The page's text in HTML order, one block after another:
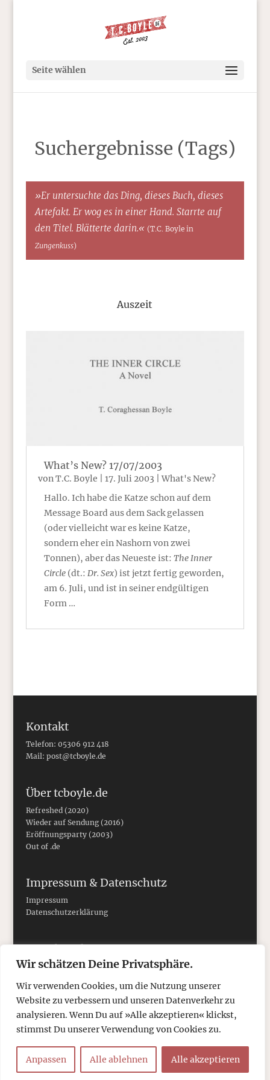
Wir schätzen Deine Privatsphäre.
Wir verwenden Cookies, um die Nutzung unserer
Website zu verbessern und unseren Datenverkehr zu
analysieren. Wenn Du auf »Alle akzeptieren« klickst,
stimmst Du unserer Verwendung von Cookies zu.
Anpassen Alle ablehnen Alle akzeptieren
Seite wählen
Suchergebnisse (Tags)
»Er untersuchte das Ding, dieses Buch, dieses
Artefakt. Er wog es in einer Hand. Starrte auf
den Titel. Blätterte darin.« (T.C. Boyle in
Zungenkuss)
Auszeit
What’s New? 17/07/2003
von T.C. Boyle 17. Juli 2003 |What's New?
Hallo. Ich habe die Katze schon auf dem
Message Board aus dem Sack gelassen
(oder vielleicht war es keine Katze,
sondern eher ein Nashorn von zwei
Tonnen), aber das Neueste ist: The Inner
Circle(dt.: Dr. Sex) ist jetzt fertig geworden,
am 6. Juli, und ist in seiner endgültigen
Form …
Kontakt
Telefon: 05306 912 418
Mail: post@tcboyle.de
Über tcboyle.de
Refreshed (2020)
Wieder auf Sendung (2016)
Eröffnungsparty (2003)
Out of .de
Impressum & Datenschutz
Impressum
Datenschutzerklärung
Social Media